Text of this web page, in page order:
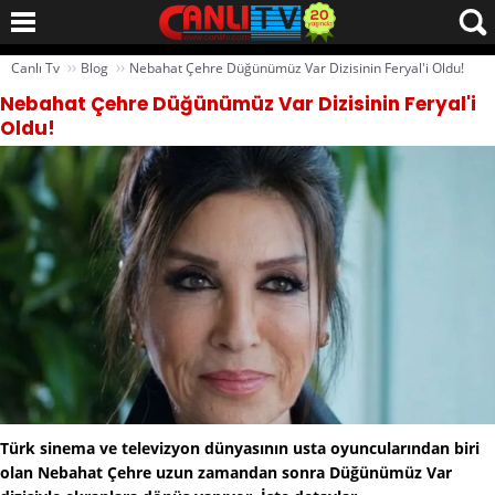
Canlı Tv ›› Blog ›› Nebahat Çehre Düğünümüz Var Dizisinin Feryal'i Oldu!
Nebahat Çehre Düğünümüz Var Dizisinin Feryal'i
Oldu!
Türk sinema ve televizyon dünyasının usta oyuncularından biri
olan Nebahat Çehre uzun zamandan sonra Düğünümüz Var